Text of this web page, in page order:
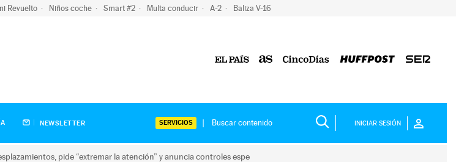
Revuelto Niños coche Smart #2 Multa conducir A-2 Baliza V-16
NEWSLETTER SERVICIOS INICIAR SESIÓN
pide “extremar la atención” y anuncia controles espe